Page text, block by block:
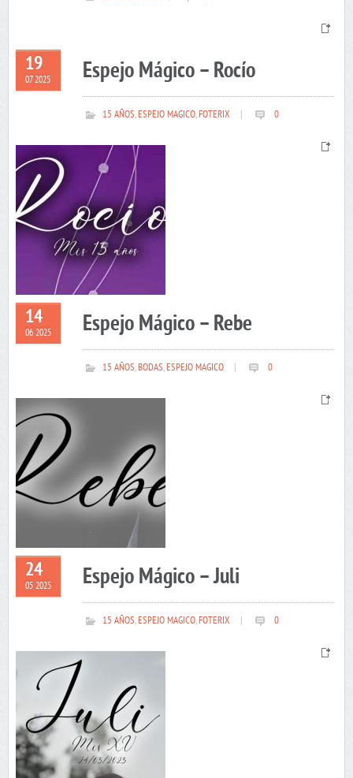
19
07 2025 Espejo Mágico – Rocío
15 AÑOS,ESPEJO MAGICO,FOTERIX 0
14
06 2025 Espejo Mágico – Rebe
15 AÑOS,BODAS,ESPEJO MAGICO 0
24
05 2025 Espejo Mágico – Juli
15 AÑOS,ESPEJO MAGICO,FOTERIX 0